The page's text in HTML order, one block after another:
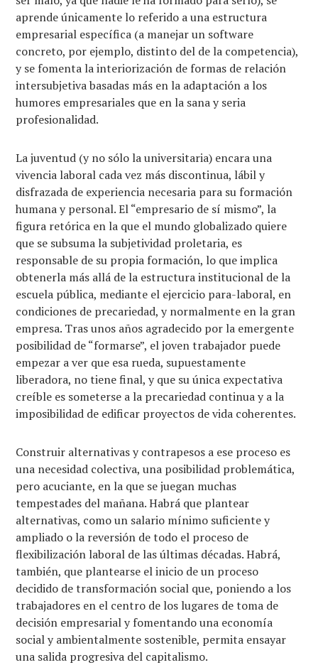
aprende únicamente lo referido a una estructura
empresarial específica (a manejar un software
concreto, por ejemplo, distinto del de la competencia),
y se fomenta la interiorización de formas de relación
intersubjetiva basadas más en la adaptación a los
humores empresariales que en la sana y seria
profesionalidad.
La juventud (y no sólo la universitaria) encara una
vivencia laboral cada vez más discontinua, lábil y
disfrazada de experiencia necesaria para su formación
humana y personal. El “empresario de sí mismo”, la
figura retórica en la que el mundo globalizado quiere
que se subsuma la subjetividad proletaria, es
responsable de su propia formación, lo que implica
obtenerla más allá de la estructura institucional de la
escuela pública, mediante el ejercicio para-laboral, en
condiciones de precariedad, y normalmente en la gran
empresa. Tras unos años agradecido por la emergente
posibilidad de “formarse”, el joven trabajador puede
empezar a ver que esa rueda, supuestamente
liberadora, no tiene final, y que su única expectativa
creíble es someterse a la precariedad continua y a la
imposibilidad de edificar proyectos de vida coherentes.
Construir alternativas y contrapesos a ese proceso es
una necesidad colectiva, una posibilidad problemática,
pero acuciante, en la que se juegan muchas
tempestades del mañana. Habrá que plantear
alternativas, como un salario mínimo suficiente y
ampliado o la reversión de todo el proceso de
flexibilización laboral de las últimas décadas. Habrá,
también, que plantearse el inicio de un proceso
decidido de transformación social que, poniendo a los
trabajadores en el centro de los lugares de toma de
decisión empresarial y fomentando una economía
social y ambientalmente sostenible, permita ensayar
una salida progresiva del capitalismo.